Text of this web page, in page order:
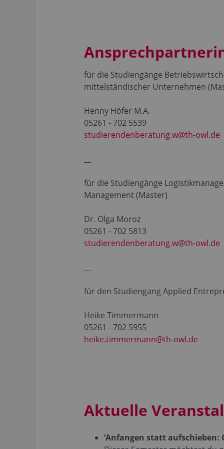
für die Studiengänge
mittelständischer Unternehmen
Henny Höfer M.A.
05261 - 702 5539
studierendenberatung.w@th-owl.de
für die Studiengänge
Management (Master)
Dr. Olga Moroz
05261 - 702 5813
studierendenberatung.w@th-owl.de
für den Studiengang Applied
Heike Timmermann
05261 - 702 5955
heike.timmermann@th-owl.de
Aktuelle
‘Anfangen statt aufschieben: